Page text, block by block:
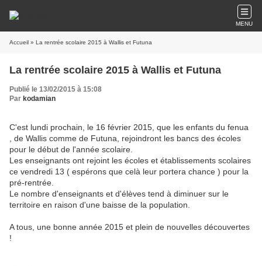
MENU
Accueil » La rentrée scolaire 2015 à Wallis et Futuna
La rentrée scolaire 2015 à Wallis et Futuna
Publié le 13/02/2015 à 15:08
Par kodamian
C'est lundi prochain, le 16 février 2015, que les enfants du fenua
, de Wallis comme de Futuna, rejoindront les bancs des écoles
pour le début de l'année scolaire.
Les enseignants ont rejoint les écoles et établissements scolaires
ce vendredi 13 ( espérons que celà leur portera chance ) pour la
pré-rentrée.
Le nombre d'enseignants et d'élèves tend à diminuer sur le
territoire en raison d'une baisse de la population.
A tous, une bonne année 2015 et plein de nouvelles découvertes
!